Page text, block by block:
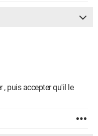
101
Corporation -
Anti-
Anti-
puis accepter qu'il le